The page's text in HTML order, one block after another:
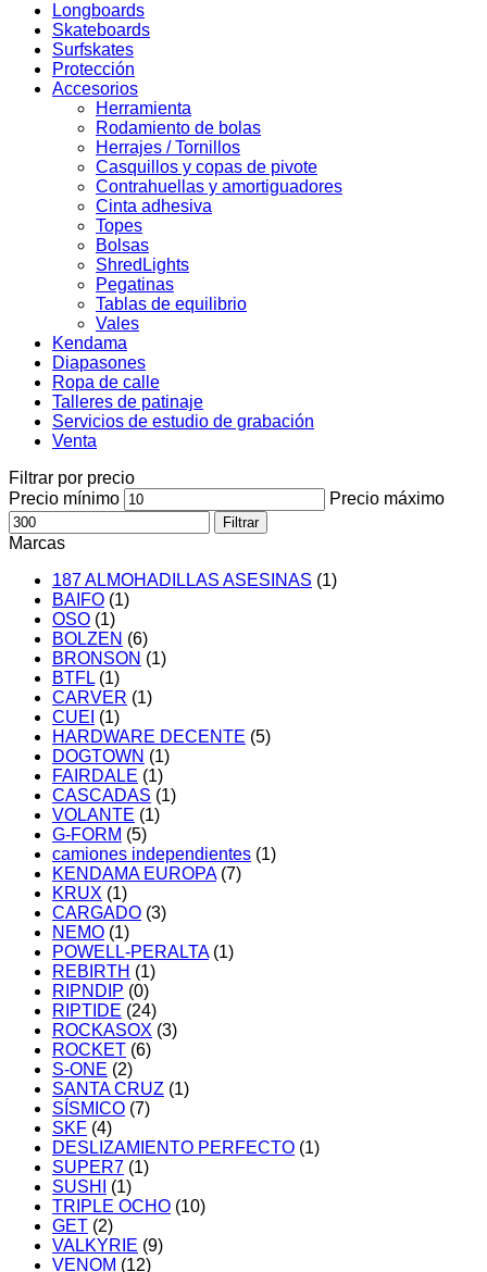
Longboards
Skateboards
Surfskates
Protección
Accesorios
Herramienta
Rodamiento de bolas
Herrajes / Tornillos
Casquillos y copas de pivote
Contrahuellas y amortiguadores
Cinta adhesiva
Topes
Bolsas
ShredLights
Pegatinas
Tablas de equilibrio
Vales
Kendama
Diapasones
Ropa de calle
Talleres de patinaje
Servicios de estudio de grabación
Venta
Filtrar por precio
Precio mínimo
Precio máximo
Filtrar
Marcas
187 ALMOHADILLAS ASESINAS (1)
BAIFO (1)
OSO (1)
BOLZEN (6)
BRONSON (1)
BTFL (1)
CARVER (1)
CUEI (1)
HARDWARE DECENTE (5)
DOGTOWN (1)
FAIRDALE (1)
CASCADAS (1)
VOLANTE (1)
G-FORM (5)
camiones independientes (1)
KENDAMA EUROPA (7)
KRUX (1)
CARGADO (3)
NEMO (1)
POWELL-PERALTA (1)
REBIRTH (1)
RIPNDIP (0)
RIPTIDE (24)
ROCKASOX (3)
ROCKET (6)
S-ONE (2)
SANTA CRUZ (1)
SÍSMICO (7)
SKF (4)
DESLIZAMIENTO PERFECTO (1)
SUPER7 (1)
SUSHI
(1)
TRIPLE OCHO (10)
GET (2)
VALKYRIE (9)
VENOM (12)